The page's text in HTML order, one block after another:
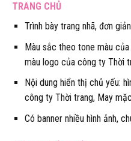
TRANG CHỦ
Trình bày trang nhã, đơn
Màu sắc theo tone màu
màu logo của công ty Thời
Nội dung hiển thị chủ yếu:
công ty Thời trang, May
Có banner nhiều hình ảnh,